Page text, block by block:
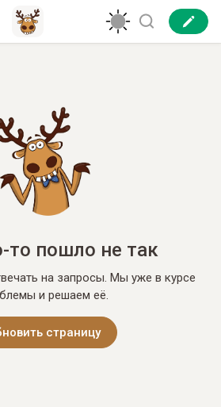
то пошло не так
на запросы. Мы уже в курсе
и решаем её.
страницу